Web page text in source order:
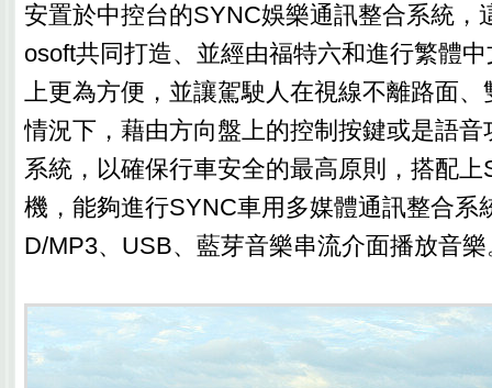
安置於中控台的SYNC娛樂通訊整合系統，
osoft共同打造、並經由福特六和進行繁體
上更為方便，並讓駕駛人在視線不離路面
情況下，藉由方向盤上的控制按鍵或是語
系統，以確保行車安全的最高原則，搭配
機，能夠進行SYNC車用多媒體通訊整合系
D/MP3、USB、藍芽音樂串流介面播放音樂